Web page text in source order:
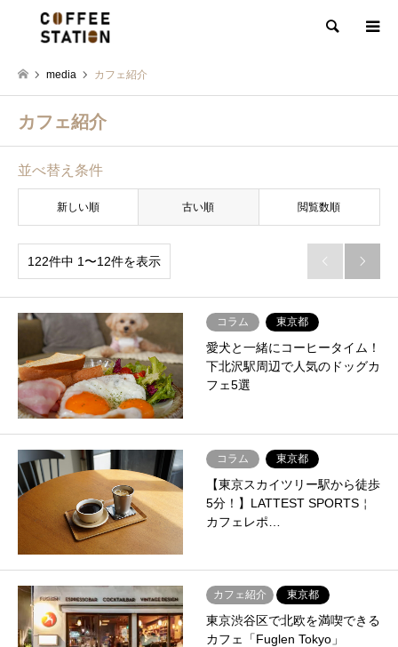
検索
media カフェ紹介
カフェ紹介
並べ替え条件
新しい順 古い順 閲覧数順
122件中 1〜12件を表示  
コラム 東京都
愛犬と一緒にコーヒータイム！
下北沢駅周辺で人気のドッグカ
フェ5選
コラム 東京都
【東京スカイツリー駅から徒歩
5分！】LATTEST SPORTS￤
カフェレポ…
カフェ紹介 東京都
東京渋谷区で北欧を満喫できる
カフェ「Fuglen Tokyo」